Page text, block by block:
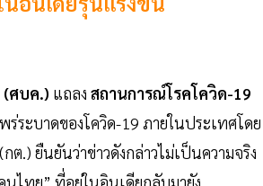
(ศบค.) แถลง สถานการณ์โรคโควิด-19
ระบาดของโควิด-19 ภายในประเทศโดย
ต.) ยืนยันว่าข่าวดังกล่าวไม่เป็นความจริง